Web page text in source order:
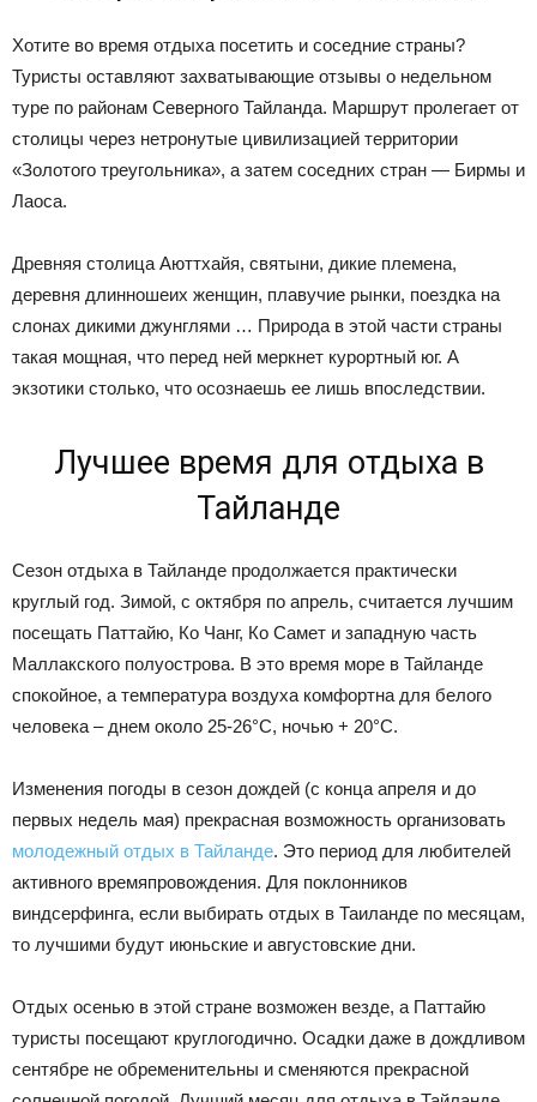
Хотите во время отдыха посетить и соседние страны?
Туристы оставляют захватывающие отзывы о недельном
туре по районам Северного Тайланда. Маршрут пролегает от
столицы через нетронутые цивилизацией территории
«Золотого треугольника», а затем соседних стран — Бирмы и
Лаоса.
Древняя столица Аюттхайя, святыни, дикие племена,
деревня длинношеих женщин, плавучие рынки, поездка на
слонах дикими джунглями … Природа в этой части страны
такая мощная, что перед ней меркнет курортный юг. А
экзотики столько, что осознаешь ее лишь впоследствии.
Лучшее время для отдыха в
Тайланде
Сезон отдыха в Тайланде продолжается практически
круглый год. Зимой, с октября по апрель, считается лучшим
посещать Паттайю, Ко Чанг, Ко Самет и западную часть
Маллакского полуострова. В это время море в Тайланде
спокойное, а температура воздуха комфортна для белого
человека – днем около 25-26°С, ночью + 20°С.
Изменения погоды в сезон дождей (с конца апреля и до
первых недель мая) прекрасная возможность организовать
молодежный отдых в Тайланде. Это период для любителей
активного времяпровождения. Для поклонников
виндсерфинга, если выбирать отдых в Таиланде по месяцам,
то лучшими будут июньские и августовские дни.
Отдых осенью в этой стране возможен везде, а Паттайю
туристы посещают круглогодично. Осадки даже в дождливом
сентябре не обременительны и сменяются прекрасной